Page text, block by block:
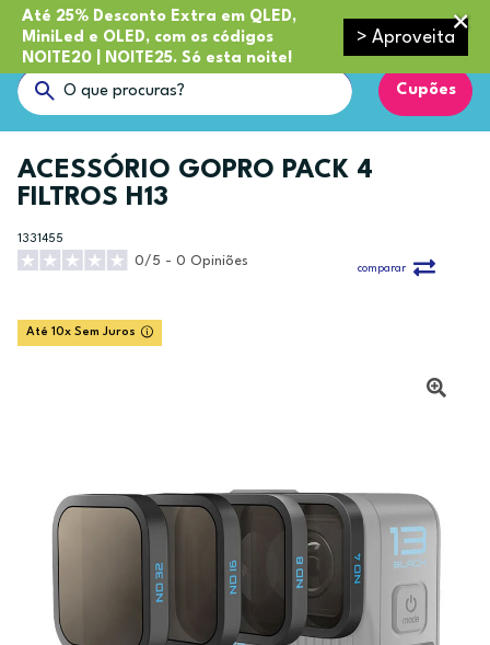
Até 25% Desconto Extra em QLED,
MiniLed e OLED, com os códigos
NOITE20 | NOITE25. Só esta noite!
> Aproveita
Cupões
ACESSÓRIO GOPRO PACK 4
FILTROS H13
1331455
0/5 - 0 Opiniões
comparar
Até 10x Sem Juros